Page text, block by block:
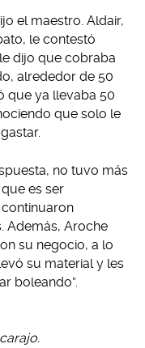
el maestro. Aldair,
le contestó
dijo que cobraba
alrededor de 50
que ya llevaba 50
que solo le
no tuvo más
es ser
Además, Aroche
su negocio, a lo
su material y les
boleando”.